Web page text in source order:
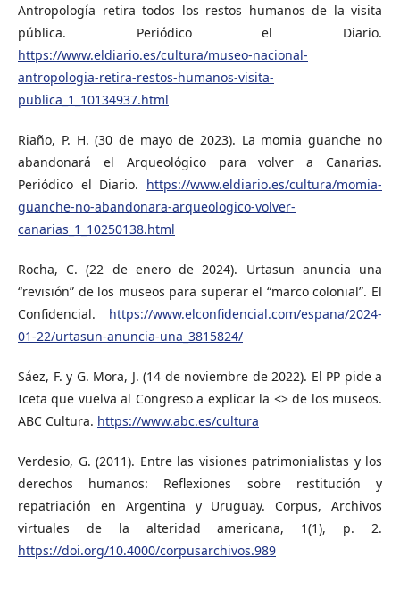
Antropología retira todos los restos humanos de la visita
pública. Periódico el Diario.
https://www.eldiario.es/cultura/museo-nacional-
antropologia-retira-restos-humanos-visita-
publica_1_10134937.html
Riaño, P. H. (30 de mayo de 2023). La momia guanche no
abandonará el Arqueológico para volver a Canarias.
Periódico el Diario. https://www.eldiario.es/cultura/momia-
guanche-no-abandonara-arqueologico-volver-
canarias_1_10250138.html
Rocha, C. (22 de enero de 2024). Urtasun anuncia una
“revisión” de los museos para superar el “marco colonial”. El
Confidencial. https://www.elconfidencial.com/espana/2024-
01-22/urtasun-anuncia-una_3815824/
Sáez, F. y G. Mora, J. (14 de noviembre de 2022). El PP pide a
Iceta que vuelva al Congreso a explicar la <> de los museos.
ABC Cultura. https://www.abc.es/cultura
Verdesio, G. (2011). Entre las visiones patrimonialistas y los
derechos humanos: Reflexiones sobre restitución y
repatriación en Argentina y Uruguay. Corpus, Archivos
virtuales de la alteridad americana, 1(1), p. 2.
https://doi.org/10.4000/corpusarchivos.989